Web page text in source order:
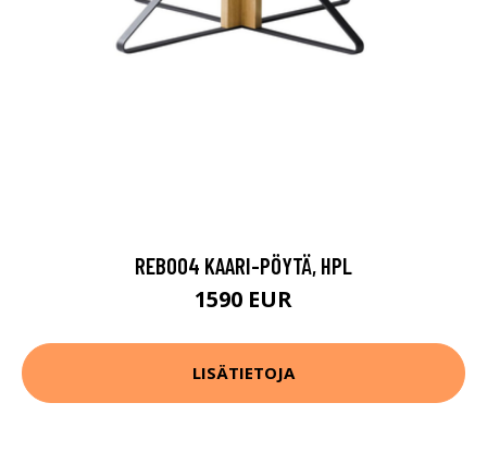
REB004 KAARI-PÖYTÄ, HPL
1590 EUR
LISÄTIETOJA